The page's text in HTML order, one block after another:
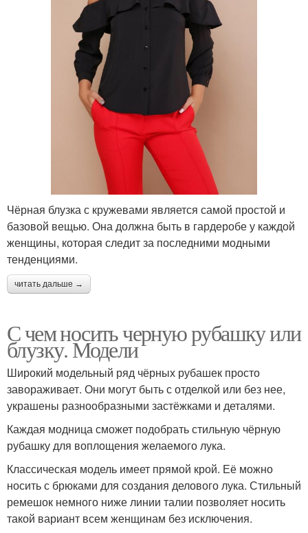
Чёрная блузка с кружевами является самой простой и
базовой вещью. Она должна быть в гардеробе у каждой
женщины, которая следит за последними модными
тенденциями.
читать дальше →
С чем носить черную рубашку или
блузку. Модели
Широкий модельный ряд чёрных рубашек просто
завораживает. Они могут быть с отделкой или без нее,
украшены разнообразными застёжками и деталями.
Каждая модница сможет подобрать стильную чёрную
рубашку для воплощения желаемого лука.
Классическая модель имеет прямой крой. Её можно
носить с брюками для создания делового лука. Стильный
ремешок немного ниже линии талии позволяет носить
такой вариант всем женщинам без исключения.